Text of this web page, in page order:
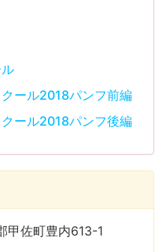
ール2018パンフ前編
ール2018パンフ後編
佐町豊内613-1